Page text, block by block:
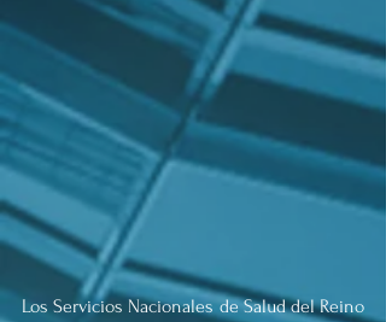
Los Servicios Nacionales de Salud del Reino